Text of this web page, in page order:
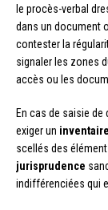
le procès-verbal
dans un document
contester la
signaler les zones
accès ou les
En cas de saisie
exiger un
scellés des
jurisprudence
indifférenciées qui